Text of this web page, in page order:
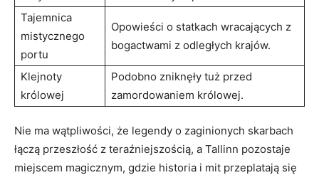
Tajemnica
mistycznego
portu
Opowieści o statkach ⁤wracających z
‍bogactwami z odległych ​krajów.
Klejnoty
królowej
Podobno zniknęły tuż przed ​
zamordowaniem królowej.
Nie ma wątpliwości, że legendy o zaginionych skarbach
łączą przeszłość z teraźniejszością, a Tallinn pozostaje⁢
miejscem magicznym, ​gdzie historia i mit przeplatają się